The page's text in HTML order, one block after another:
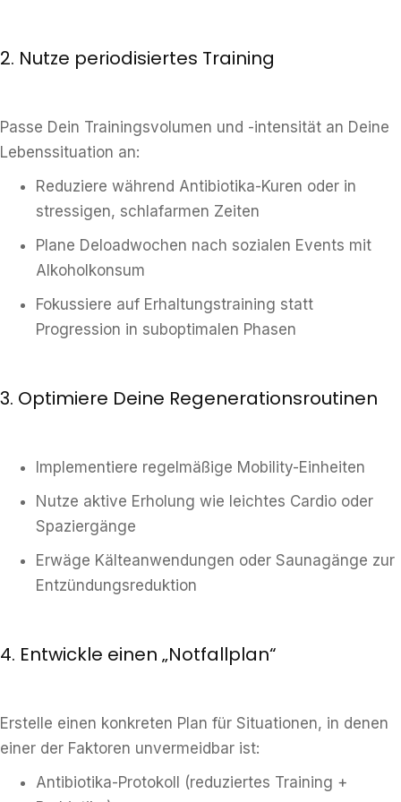
2. Nutze periodisiertes Training
Passe Dein Trainingsvolumen und -intensität an Deine
Lebenssituation an:
Reduziere während Antibiotika-Kuren oder in
stressigen, schlafarmen Zeiten
Plane Deloadwochen nach sozialen Events mit
Alkoholkonsum
Fokussiere auf Erhaltungstraining statt
Progression in suboptimalen Phasen
3. Optimiere Deine Regenerationsroutinen
Implementiere regelmäßige Mobility-Einheiten
Nutze aktive Erholung wie leichtes Cardio oder
Spaziergänge
Erwäge Kälteanwendungen oder Saunagänge zur
Entzündungsreduktion
4. Entwickle einen „Notfallplan“
Erstelle einen konkreten Plan für Situationen, in denen
einer der Faktoren unvermeidbar ist:
Antibiotika-Protokoll (reduziertes Training +